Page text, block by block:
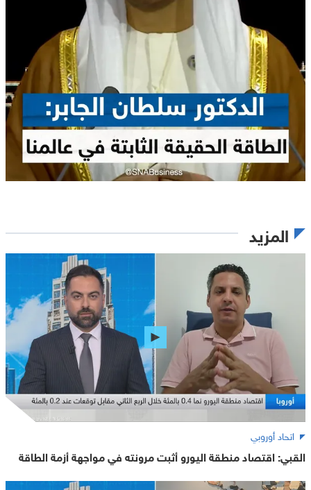
المزيد
اتحاد أوروبي
القبي: اقتصاد منطقة اليورو أثبت مرونته في مواجهة أزمة الطاقة